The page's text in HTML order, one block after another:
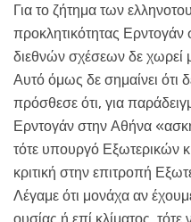
Για το ζήτημα των
προκλητικότητας
διεθνών σχέσεων δε χωρεί
Αυτό όμως δε σημαίνει ότι
πρόσθεσε ότι, για
Ερντογάν στην Αθήνα
τότε υπουργό Εξωτερικών
κριτική στην επιτροπή
Λέγαμε ότι μονάχα αν